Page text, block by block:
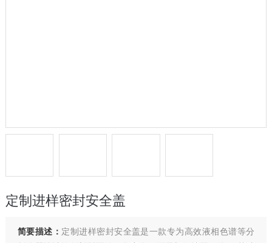
定制进样密封安全盖
简要描述： 定制进样密封安全盖是一款专为高效液相色谱等分